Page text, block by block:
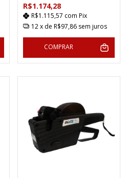
R$1.174,28
R$1.115,57 com Pix
12 x de R$97,86 sem juros
COMPRAR